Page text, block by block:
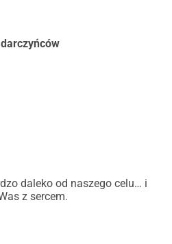
daleko od naszego celu… i
z sercem.